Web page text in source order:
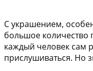
С украшением,
большое количество
каждый человек сам
прислушиваться. Но